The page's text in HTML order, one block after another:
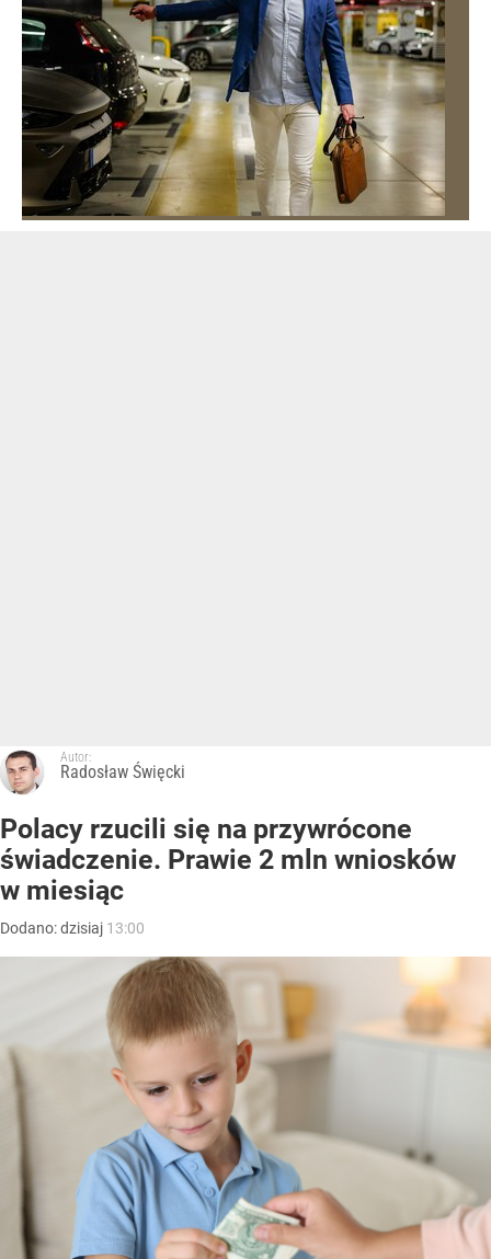
Autor:
Radosław Święcki
Polacy rzucili się na przywrócone
świadczenie. Prawie 2 mln wniosków
w miesiąc
Dodano:dzisiaj 13:00